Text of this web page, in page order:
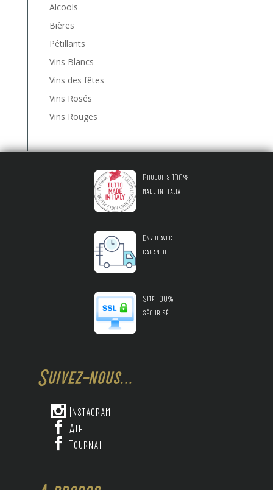
Alcools
Bières
Pétillants
Vins Blancs
Vins des fêtes
Vins Rosés
Vins Rouges
Produits 100%
made in Italia
Envoi avec
garantie
Site 100%
sécurisé
Suivez-nous...
 Instagram
 Ath
 Tournai